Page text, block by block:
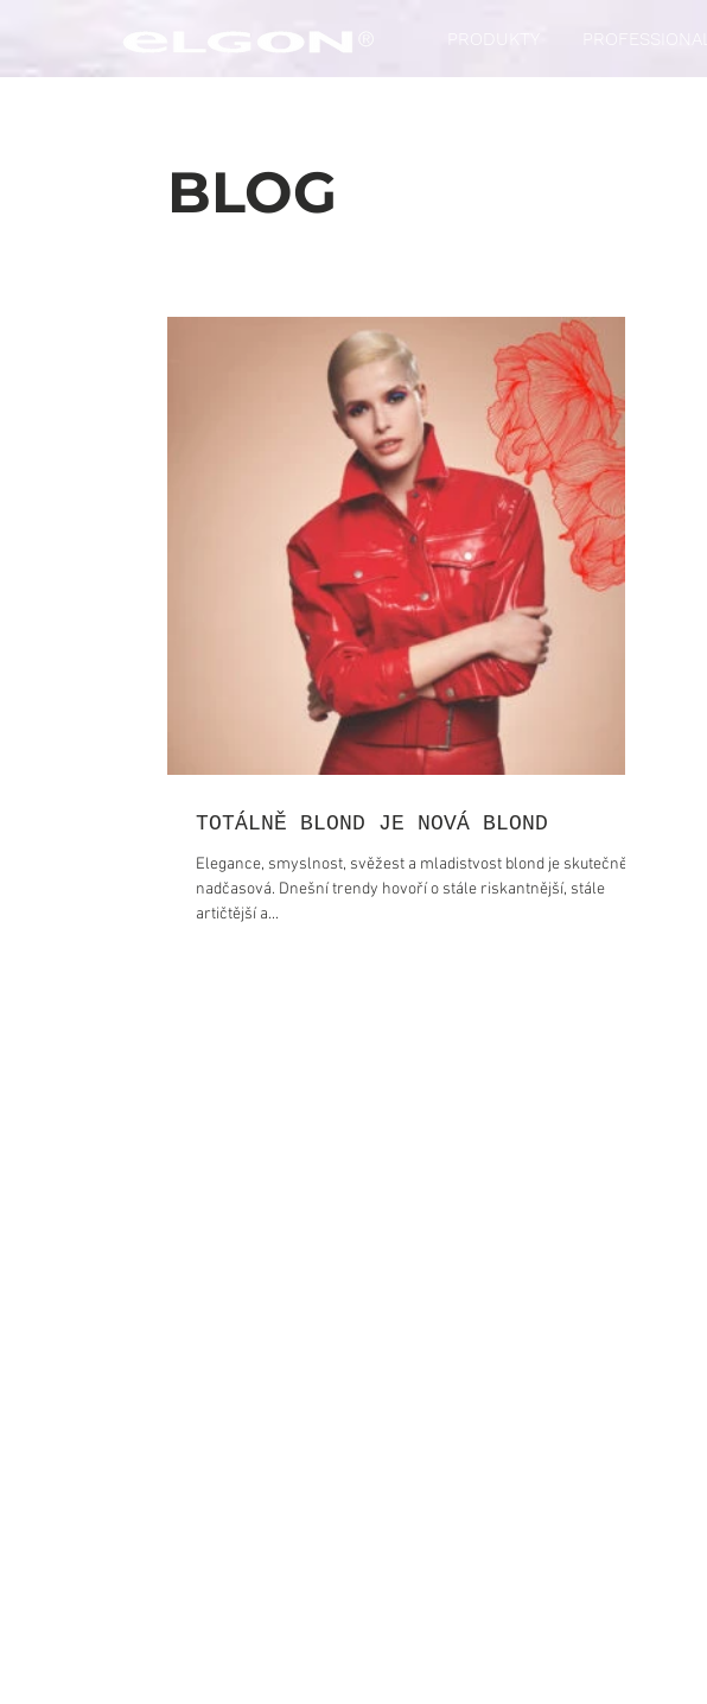
PROFESSIONAL
BLOG
TOTÁLNĚ BLOND JE NOVÁ BLOND
Elegance, smyslnost, svěžest a mladistvost blond je skutečně
nadčasová. Dnešní trendy hovoří o stále riskantnější, stále
artičtější a...